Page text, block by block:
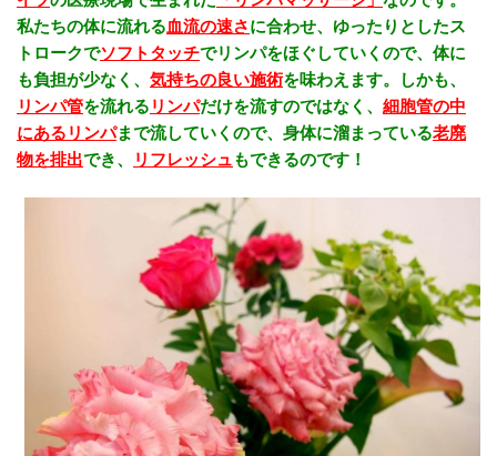
私たちの体に流れる血流の速さに合わせ、ゆったりとしたス
トロークでソフトタッチでリンパをほぐしていくので、体に
も負担が少なく、 気持ちの良い施術を味わえます。
しかも、
リンパ管を流れる リンパだけを流すのではなく、 細胞管の中
にあるリンパまで流していくので、身体に溜まっている老廃
物を排出でき、 リフレッシュもできるのです！